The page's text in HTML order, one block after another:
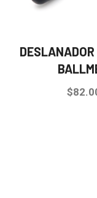
$